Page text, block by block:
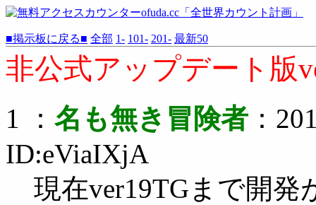
■掲示板に戻る■ 全部 1- 101- 201- 最新50
非公式アップデート版
1 ： 名も無き冒険者 ：
ID:eViaIXjA
現在ver19TGまで開